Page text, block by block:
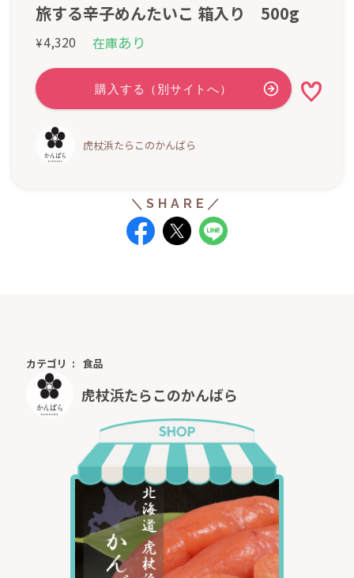
旅する辛子めんたいこ 箱入り 500g
¥4,320 在庫あり
虎杖浜たらこのかんばら
カテゴリ 食品
虎杖浜たらこのかんばら